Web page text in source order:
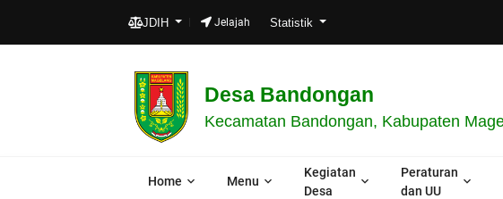
JDIH Jelajah Statistik
Desa Bandongan
Kecamatan Bandongan, Kabupaten
Home Menu
Kegiatan
Desa
Peraturan
dan UU